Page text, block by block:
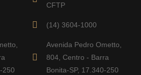
250
CFTP
(14) 3604-1000
Avenida Pedro Ometto,
804, Centro - Barra
Bonita-SP, 17.340-250